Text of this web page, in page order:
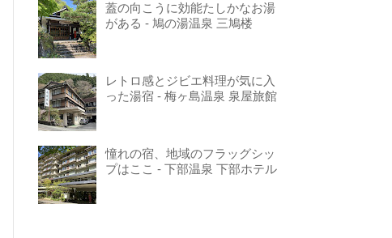
蓋の向こうに効能たしかなお湯
がある - 鳩の湯温泉 三鳩楼
レトロ感とジビエ料理が気に入
った湯宿 - 梅ヶ島温泉 泉屋旅館
憧れの宿、地域のフラッグシッ
プはここ - 下部温泉 下部ホテル